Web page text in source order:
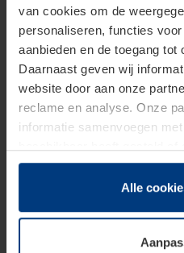
van cookies om de
personaliseren, functies
aanbieden en de toegang
Daarnaast geven wij
website door aan onze
reclame en analyse. Onze
informatie samenvoegen
hun diensten hebben
Juridisch hebben wij het
van deze pagina's absoluut
soorten cookies is uw
Alle